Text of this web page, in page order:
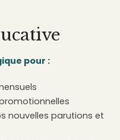
pour :
nouvelles parutions et